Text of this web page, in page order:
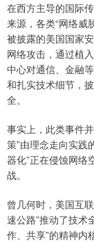
在西方主导的国际
来源，各类“网络威
被披露的美国国家
网络攻击，通过植
中心对通信、金融
和扎实技术细节，
全。
事实上，此类事件
策”由理念走向实践
器化”正在侵蚀网络
战。
曾几何时，美国互
速公路”推动了技术
作、共享”的精神内